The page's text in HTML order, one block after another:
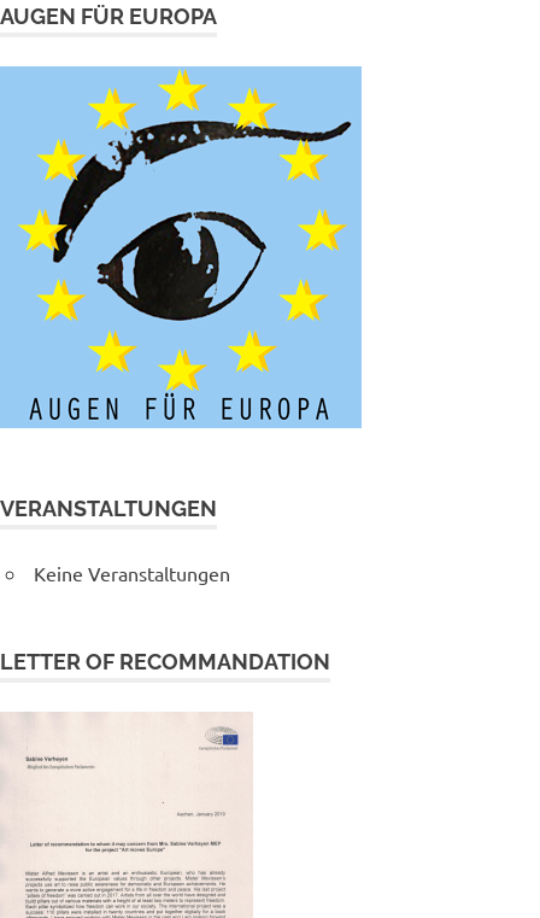
AUGEN FÜR EUROPA
VERANSTALTUNGEN
Keine Veranstaltungen
LETTER OF RECOMMANDATION